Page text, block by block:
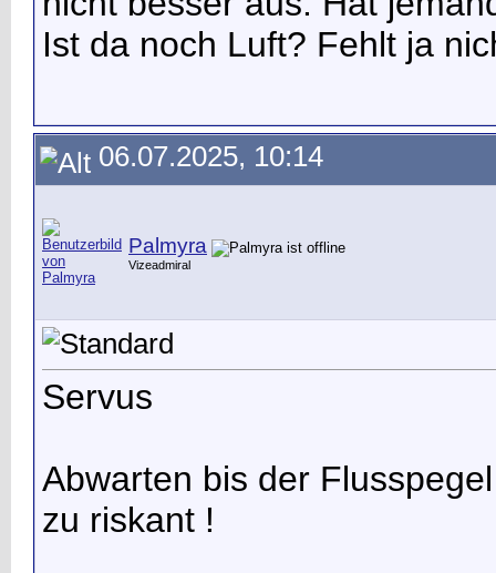
Ist da noch Luft? Fehlt ja
06.07.2025, 10:14
Palmyra
Vizeadmiral
Servus
Abwarten bis der
zu riskant !